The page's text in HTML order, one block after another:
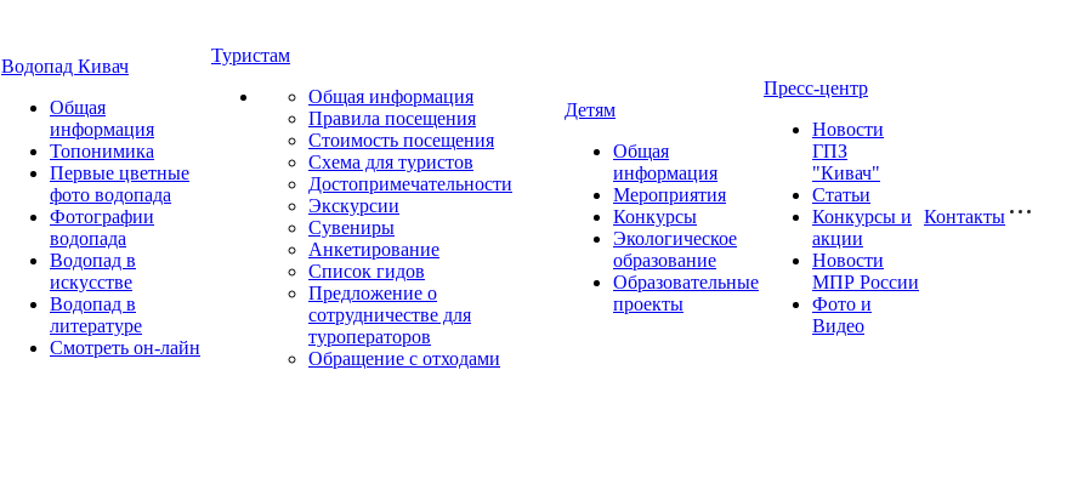
Водопад Кивач
Общая
информация
Топонимика
Первые цветные
фото водопада
Фотографии
водопада
Водопад в
искусстве
Водопад в
литературе
Смотреть он-лайн
Туристам
Общая информация
Правила посещения
Стоимость посещения
Схема для туристов
Достопримечательности
Экскурсии
Сувениры
Анкетирование
Список гидов
Предложение о
сотрудничестве для
туроператоров
Обращение с отходами
Детям
Общая
информация
Мероприятия
Конкурсы
Экологическое
образование
Образовательные
проекты
Пресс-центр
Новости
ГПЗ
"Кивач"
Статьи
Конкурсы и
акции
Новости
МПР России
Фото и
Видео
Контакты